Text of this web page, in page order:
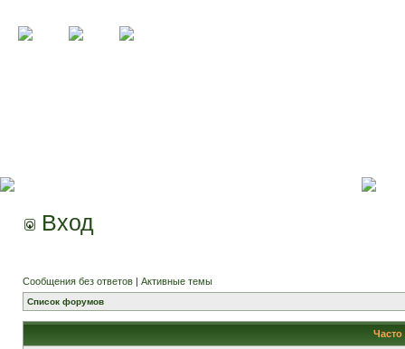
Вход
Сообщения без ответов | Активные темы
Список форумов